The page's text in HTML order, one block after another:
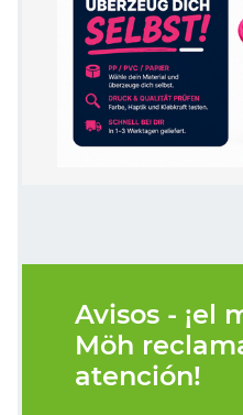
Avisos - ¡el
Möh
atención!